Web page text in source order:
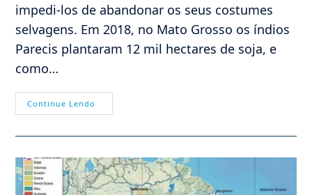
impedi-los de abandonar os seus costumes
selvagens. Em 2018, no Mato Grosso os índios
Parecis plantaram 12 mil hectares de soja, e
como…
Continue Lendo
Novos,